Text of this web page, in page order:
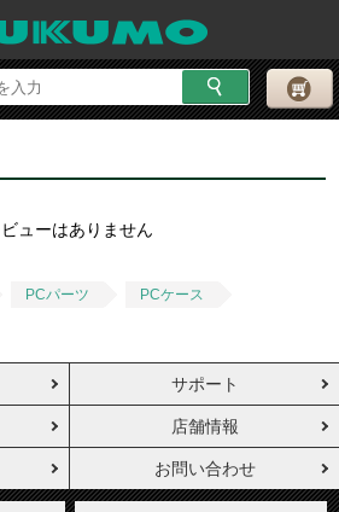
ビューはありません
PCパーツ
PCケース
サポート
店舗情報
お問い合わせ